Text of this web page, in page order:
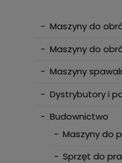
- Maszyny do
- Maszyny do
- Maszyny
- Dystrybutory i
- Budownictwo
- Maszyny do
- Sprzęt do